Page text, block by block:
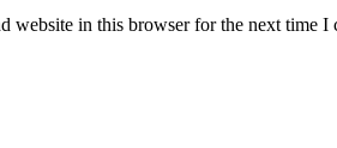
website in this browser for the next time I